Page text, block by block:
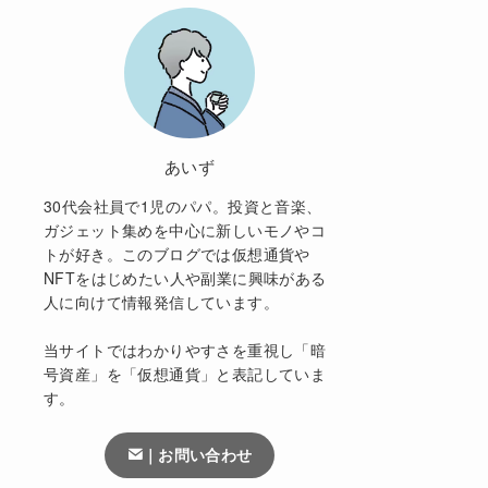
あいず
30代会社員で1児のパパ。投資と音楽、
ガジェット集めを中心に新しいモノやコ
トが好き。このブログでは仮想通貨や
NFTをはじめたい人や副業に興味がある
人に向けて情報発信しています。
当サイトではわかりやすさを重視し「暗
号資産」を「仮想通貨」と表記していま
す。
｜お問い合わせ